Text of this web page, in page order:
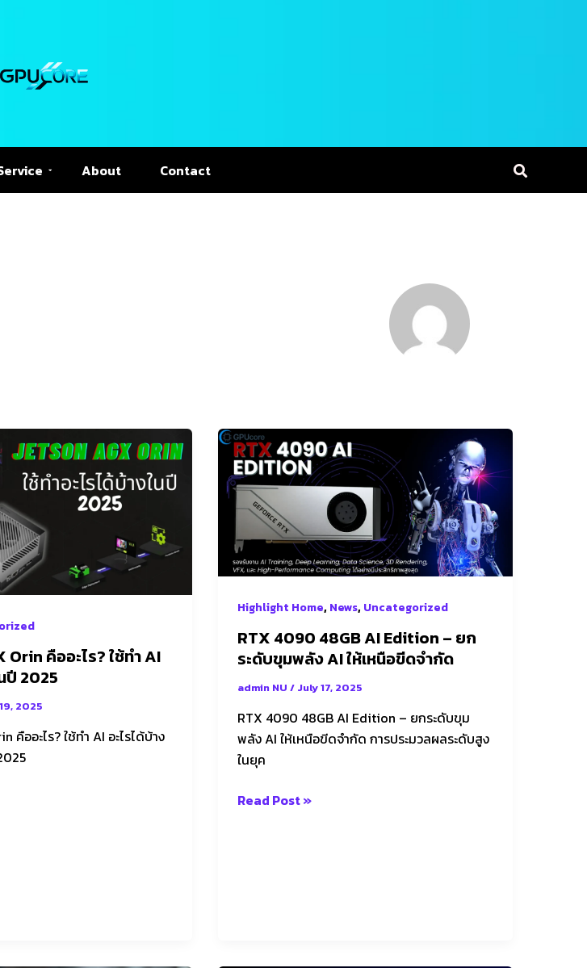
About Contact
คืออะไร? ใช้ทำ AI
ปี 2025
2025
คืออะไร? ใช้ทำ AI อะไรได้บ้าง
Highlight Home,News,Uncategorized
RTX 4090 48GB AI Edition – ยก
ระดับขุมพลัง AI ให้เหนือขีดจำกัด
admin NU / July 17, 2025
RTX 4090 48GB AI Edition – ยกระดับขุม
พลัง AI ให้เหนือขีดจำกัด การประมวลผลระดับสูง
ในยุค
RTX
4090
48GB
AI
Edition
–
ยก
ขุม
AI
ให้
เหนือ
ขีด
จำกัด
Read Post »